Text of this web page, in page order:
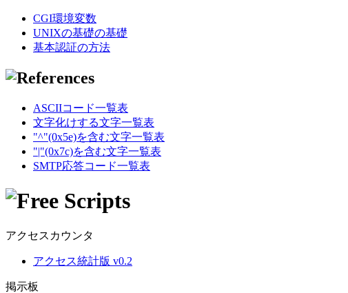
CGI環境変数
UNIXの基礎の基礎
基本認証の方法
ASCIIコード一覧表
文字化けする文字一覧表
"^"(0x5e)を含む文字一覧表
"|"(0x7c)を含む文字一覧表
SMTP応答コード一覧表
アクセスカウンタ
アクセス統計版 v0.2
掲示板